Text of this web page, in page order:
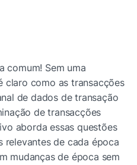
comum! Sem uma
claro como as transacções
de dados de transação
de transacções
aborda essas questões
relevantes de cada época
mudanças de época sem